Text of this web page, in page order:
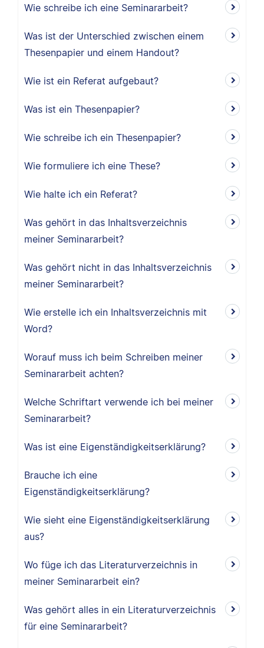
Wie schreibe ich eine Seminararbeit?
Was ist der Unterschied zwischen einem
Thesenpapier und einem Handout?
Wie ist ein Referat aufgebaut?
Was ist ein Thesenpapier?
Wie schreibe ich ein Thesenpapier?
Wie formuliere ich eine These?
Wie halte ich ein Referat?
Was gehört in das Inhaltsverzeichnis
meiner Seminararbeit?
Was gehört nicht in das Inhaltsverzeichnis
meiner Seminararbeit?
Wie erstelle ich ein Inhaltsverzeichnis mit
Word?
Worauf muss ich beim Schreiben meiner
Seminararbeit achten?
Welche Schriftart verwende ich bei meiner
Seminararbeit?
Was ist eine Eigenständigkeitserklärung?
Brauche ich eine
Eigenständigkeitserklärung?
Wie sieht eine Eigenständigkeitserklärung
aus?
Wo füge ich das Literaturverzeichnis in
meiner Seminararbeit ein?
Was gehört alles in ein Literaturverzeichnis
für eine Seminararbeit?